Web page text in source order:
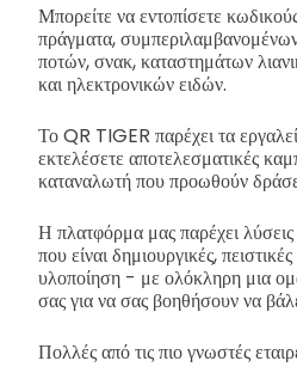
Μπορείτε να εντοπίσετε
πράγματα,
ποτών, σνακ, καταστημάτων
και ηλεκτρονικών ειδών.
Το QR TIGER παρέχει τα
εκτελέσετε αποτελεσματικές
καταναλωτή που προωθούν
Η πλατφόρμα μας παρέχει λύσεις
που είναι δημιουργικές,
υλοποίηση - με ολόκληρη μια
σας για να σας βοηθήσουν να
Πολλές από τις πιο γνωστές